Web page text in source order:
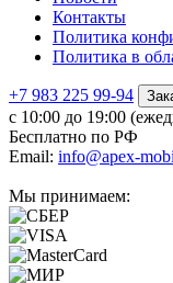
Контакты
Политика
Политика в
+7 983 225 99-94
с 10:00 до 19:00
Бесплатно по РФ
Email: info@apex-
Мы принимаем: